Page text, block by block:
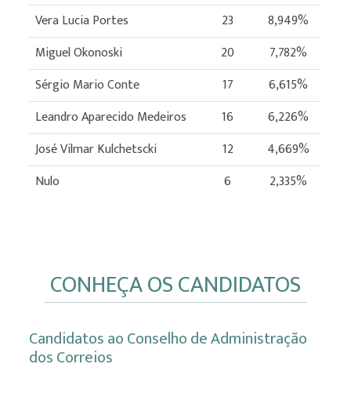
Vera Lucia Portes
23
8,949%
Miguel Okonoski
20
7,782%
Sérgio Mario Conte
17
6,615%
Leandro Aparecido Medeiros
16
6,226%
José Vilmar Kulchetscki
12
4,669%
Nulo
6 2,335%
CONHEÇA OS CANDIDATOS
Candidatos ao Conselho de Administração
dos Correios